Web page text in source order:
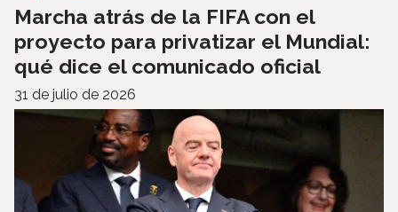
Marcha atrás de la FIFA con el
proyecto para privatizar el Mundial:
qué dice el comunicado oficial
31 de julio de 2026